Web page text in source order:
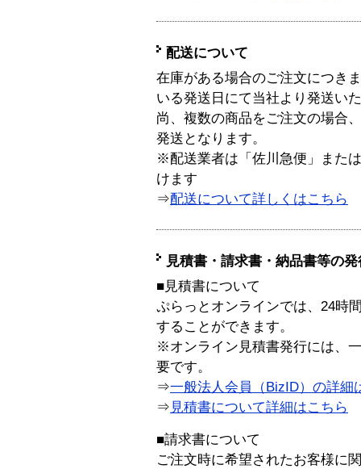
配送について
在庫がある場合のご注文につき
いる発送日にて当社より発送い
尚、複数の商品をご注文の場合
発送となります。
※配送業者は「佐川急便」また
けます
⇒配送について詳しくはこちら
見積書・請求書・納品書等の
■見積書について
ぷらっとオンラインでは、24時
することができます。
※オンライン見積書発行には、
要です。
⇒一般法人会員（BizID）の詳細
⇒ 見積書について詳細はこちら
■請求書について
ご注文時に希望されたお客様に